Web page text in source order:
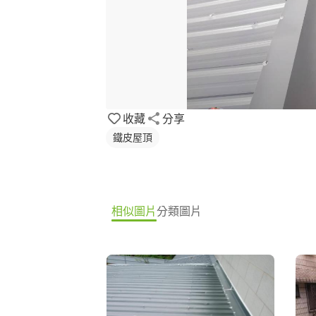
收藏 分享
鐵皮屋頂
相似圖片分類圖片